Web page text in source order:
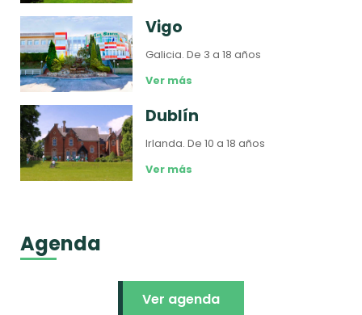
Vigo
Galicia.De 3 a 18 años
Ver más
Dublín
Irlanda.De 10 a 18 años
Ver más
Agenda
Ver agenda